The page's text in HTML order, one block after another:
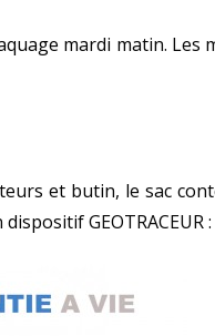
mardi matin.
et butin, le sac
GEOTRACEUR :